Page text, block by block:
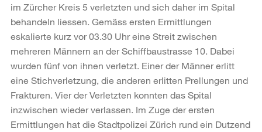
im Zürcher Kreis 5 verletzten und sich daher im Spital
behandeln liessen. Gemäss ersten Ermittlungen
eskalierte kurz vor 03.30 Uhr eine Streit zwischen
mehreren Männern an der Schiffbaustrasse 10. Dabei
wurden fünf von ihnen verletzt. Einer der Männer erlitt
eine Stichverletzung, die anderen erlitten Prellungen und
Frakturen. Vier der Verletzten konnten das Spital
inzwischen wieder verlassen. Im Zuge der ersten
Ermittlungen hat die Stadtpolizei Zürich rund ein Dutzend